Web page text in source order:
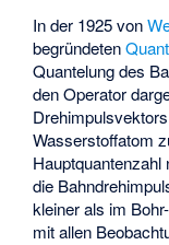
In der 1925 von
begründeten
Quantelung des
den Operator
Wasserstoffatom
Hauptquantenzahl
die
kleiner als im
mit allen